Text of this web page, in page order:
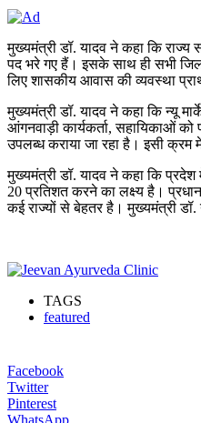
मुख्यमंत्री डॉ. यादव ने कहा कि
पद भरे गए हैं। इसके साथ ही सभी
लिए शासकीय आवास की व्यवस्था
मुख्यमंत्री डॉ. यादव ने कहा कि न्यू
आंगनवाड़ी कार्यकर्ता, सहायिकाओं को
उपलब्ध कराया जा रहा है। इसी क्रम
मुख्यमंत्री डॉ. यादव ने कहा कि प्रदेश
20 प्रतिशत करने का लक्ष्य है।
कई राज्यों से बेहतर है। मुख्यमंत्री
TAGS
featured
Facebook
Twitter
Pinterest
WhatsApp